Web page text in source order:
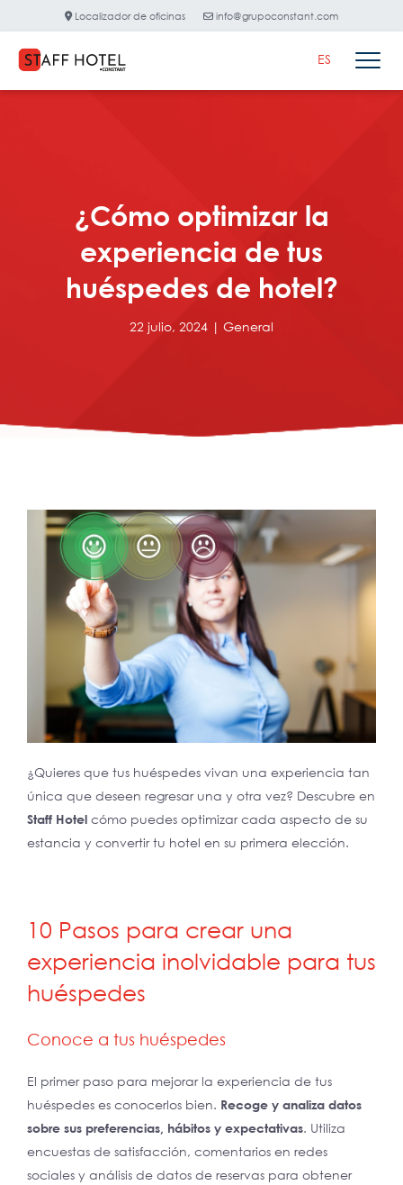
Localizador de oficinas info@grupoconstant.com
ES
¿Cómo optimizar la
experiencia de tus
huéspedes de hotel?
22 julio, 2024 | General
¿Quieres que tus huéspedes vivan una experiencia tan
única que deseen regresar una y otra vez? Descubre en
Staff Hotel cómo puedes optimizar cada aspecto de su
estancia y convertir tu hotel en su primera elección.
10 Pasos para crear una
experiencia inolvidable para tus
huéspedes
Conoce a tus huéspedes
El primer paso para mejorar la experiencia de tus
huéspedes es conocerlos bien. Recoge y analiza datos
sobre sus preferencias, hábitos y expectativas. Utiliza
encuestas de satisfacción, comentarios en redes
sociales y análisis de datos de reservas para obtener